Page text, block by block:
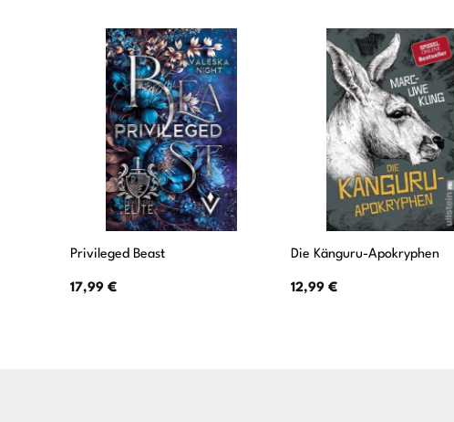
Privileged Beast
17,99 €
Die Känguru-Apokryphen
12,99 €